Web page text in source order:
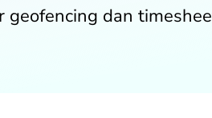
geofencing dan